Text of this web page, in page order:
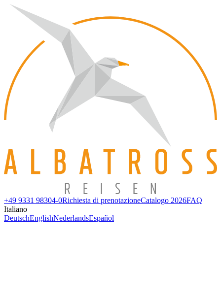
+49 9331 98304-0Richiesta di prenotazioneCatalogo 2026FAQ
Italiano
DeutschEnglishNederlandsEspañol